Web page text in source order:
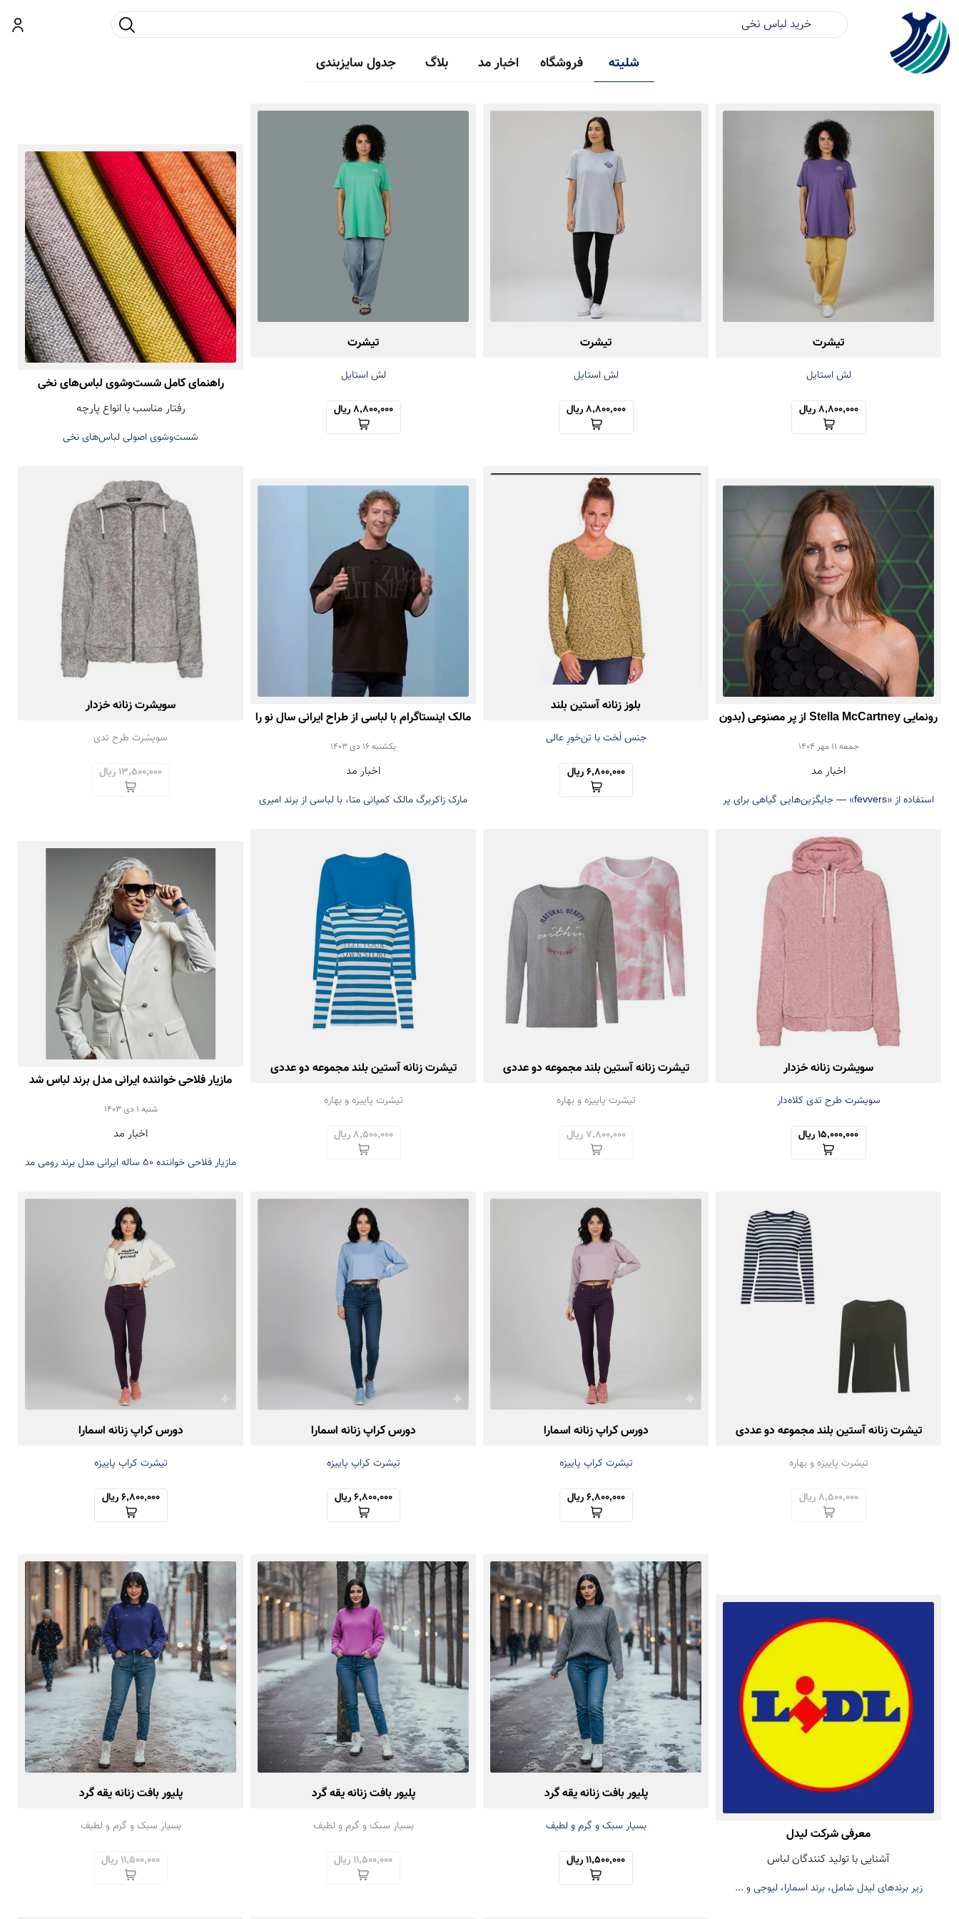
ورود جست و جو
شلیته فروشگاه اخبار مد بلاگ جدول سایزبندی
تیشرت
لش استایل
8,800,000 ریال
تیشرت
لش استایل
8,800,000 ریال
تیشرت
لش استایل
8,800,000 ریال
راهنمای کامل شست‌وشوی لباس‌های نخی
رفتار مناسب با انواع پارچه
شست‌وشوی اصولی لباس‌های نخی
رونمایی Stella McCartney از پر مصنوعی (بدون
استفاده از پر حیوانی)
جمعه 11 مهر 1404
اخبار مد
استفاده از «fevvers» — جایگزین‌هایی گیاهی برای پر
بلوز زنانه آستین بلند
جنس لَخت با تن‌خورِ عالی
6,800,000 ریال
مالک اینستاگرام با لباسی از طراح ایرانی سال نو را
تبریک گفت
يكشنبه 16 دی 1403
اخبار مد
مارک زاکربرگ مالک کمپانی متا، با لباسی از برند امیری
سویشرت زنانه خزدار
سویشرت طرح تدی
13,500,000 ریال
سویشرت زنانه خزدار
سویشرت طرح تدی کلاه‌دار
15,000,000 ریال
تیشرت زنانه آستین بلند مجموعه دو عددی
تیشرت پاییزه و بهاره
7,800,000 ریال
تیشرت زنانه آستین بلند مجموعه دو عددی
تیشرت پاییزه و بهاره
8,500,000 ریال
مازیار فلاحی خواننده ایرانی مدل برند لباس شد
شنبه 1 دی 1403
اخبار مد
مازیار فلاحی خواننده 50 ساله ایرانی مدل برند رومی مد
تیشرت زنانه آستین بلند مجموعه دو عددی
تیشرت پاییزه و بهاره
8,500,000 ریال
دورس کراپ زنانه اسمارا
تیشرت کراپ پاییزه
6,800,000 ریال
دورس کراپ زنانه اسمارا
تیشرت کراپ پاییزه
6,800,000 ریال
دورس کراپ زنانه اسمارا
تیشرت کراپ پاییزه
6,800,000 ریال
معرفی شرکت لیدل
آشنایی با تولید کنندگان لباس
زیر برندهای لیدل شامل، برند اسمارا، لیوجی و ...
پلیور بافت زنانه یقه گرد
بسیار سبک و گرم و لطیف
11,500,000 ریال
پلیور بافت زنانه یقه گرد
بسیار سبک و گرم و لطیف
11,500,000 ریال
پلیور بافت زنانه یقه گرد
بسیار سبک و گرم و لطیف
11,500,000 ریال